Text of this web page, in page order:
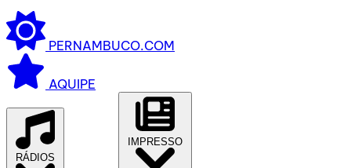
PERNAMBUCO.COM
AQUIPE
RÁDIOS
IMPRESSO